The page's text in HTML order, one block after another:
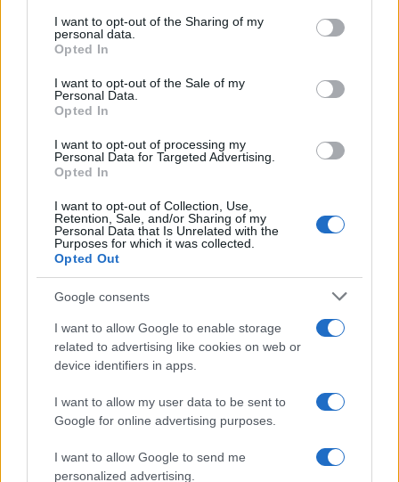
not limited to your visit or usage behaviour. You may click to
grant or deny consent to Google and its third-party tags to
use your data for below specified purposes in below Google
consent section.
I want to opt-out of the Sharing of my
personal data.
Opted In
I want to opt-out of the Sale of my
Personal Data.
Opted In
I want to opt-out of processing my
Personal Data for Targeted Advertising.
Opted In
I want to opt-out of Collection, Use,
Retention, Sale, and/or Sharing of my
Personal Data that Is Unrelated with the
Purposes for which it was collected.
Opted Out
Google consents
I want to allow Google to enable storage
related to advertising like cookies on web or
device identifiers in apps.
I want to allow my user data to be sent to
Google for online advertising purposes.
I want to allow Google to send me
personalized advertising.
Continua a leggere
FISCO
Come usare il cassetto fiscale per monitorare CU e rendite